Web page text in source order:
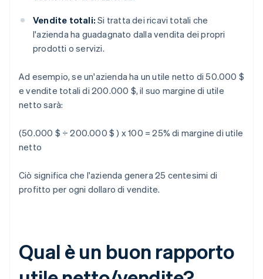
Vendite totali: Si tratta dei ricavi totali che
l'azienda ha guadagnato dalla vendita dei propri
prodotti o servizi.
Ad esempio, se un'azienda ha un utile netto di 50.000 $
e vendite totali di 200.000 $, il suo margine di utile
netto sarà:
(50.000 $ ÷ 200.000 $ ) x 100 = 25% di margine di utile
netto
Ciò significa che l'azienda genera 25 centesimi di
profitto per ogni dollaro di vendite.
Qual è un buon rapporto